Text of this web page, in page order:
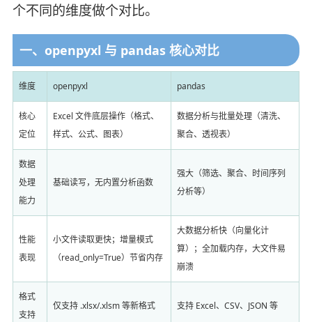
个不同的维度做个对比。
一、openpyxl 与 pandas 核心对比
维度 openpyxl pandas
核心
定位
Excel 文件底层操作（格式、
样式、公式、图表）
数据分析与批量处理（清洗、
聚合、透视表）
数据
处理
能力
基础读写，无内置分析函数
强大（筛选、聚合、时间序列
分析等）
性能
表现
小文件读取更快；增量模式
（read_only=True）节省内存
大数据分析快（向量化计
算）；全加载内存，大文件易
崩溃
格式
支持
仅支持 .xlsx/.xlsm 等新格式 支持 Excel、CSV、JSON 等